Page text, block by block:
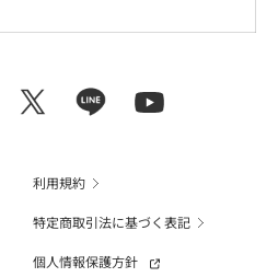
利用規約
特定商取引法に基づく表記
個人情報保護方針